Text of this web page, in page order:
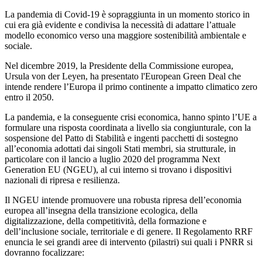
La pandemia di Covid-19 è sopraggiunta in un momento storico in
cui era già evidente e condivisa la necessità di adattare l’attuale
modello economico verso una maggiore sostenibilità ambientale e
sociale.
Nel dicembre 2019, la Presidente della Commissione europea,
Ursula von der Leyen, ha presentato l'European Green Deal che
intende rendere l’Europa il primo continente a impatto climatico zero
entro il 2050.
La pandemia, e la conseguente crisi economica, hanno spinto l’UE a
formulare una risposta coordinata a livello sia congiunturale, con la
sospensione del Patto di Stabilità e ingenti pacchetti di sostegno
all’economia adottati dai singoli Stati membri, sia strutturale, in
particolare con il lancio a luglio 2020 del programma Next
Generation EU (NGEU), al cui interno si trovano i dispositivi
nazionali di ripresa e resilienza.
Il NGEU intende promuovere una robusta ripresa dell’economia
europea all’insegna della transizione ecologica, della
digitalizzazione, della competitività, della formazione e
dell’inclusione sociale, territoriale e di genere. Il Regolamento RRF
enuncia le sei grandi aree di intervento (pilastri) sui quali i PNRR si
dovranno focalizzare: